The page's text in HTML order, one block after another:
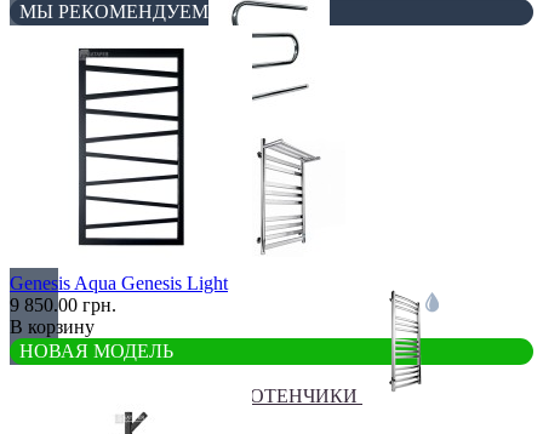
Бюджетные
В виде полки
ВОДЯНЫЕ ПОЛОТЕНЧИКИ
МЫ РЕКОМЕНДУЕМ
Genesis Aqua Genesis Light
9 850.00 грн.
В корзину
НОВАЯ МОДЕЛЬ